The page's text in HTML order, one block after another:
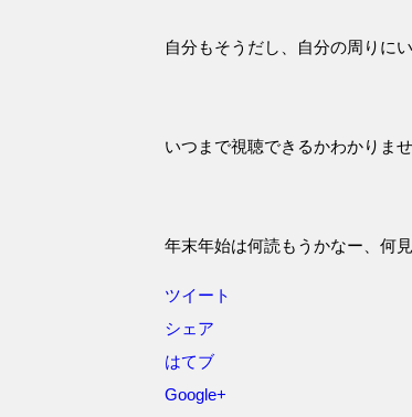
自分もそうだし、自分の周りに
いつまで視聴できるかわかりま
年末年始は何読もうかなー、何見
ツイート
シェア
はてブ
Google+